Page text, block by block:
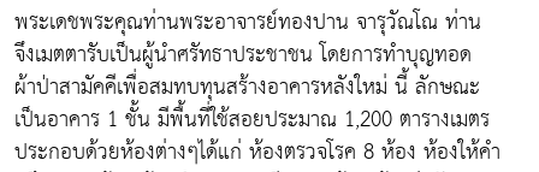
พระเดชพระคุณท่านพระอาจารย์ทองปาน จารุวัณโณ ท่าน
จึงเมตตารับเป็นผู้นำศรัทธาประชาชน โดยการทำบุญทอด
ผ้าป่าสามัคคีเพื่อสมทบทุนสร้างอาคารหลังใหม่ นี้ ลักษณะ
เป็นอาคาร 1 ชั้น มีพื้นที่ใช้สอยประมาณ 1,200 ตารางเมตร
ประกอบด้วยห้องต่างๆได้แก่ ห้องตรวจโรค 8 ห้อง ห้องให้คำ